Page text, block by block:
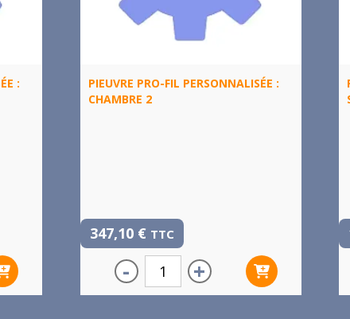
:
PIEUVRE PRO-FIL PERSONNALISÉE :
CHAMBRE 2
347,10 € TTC
- +